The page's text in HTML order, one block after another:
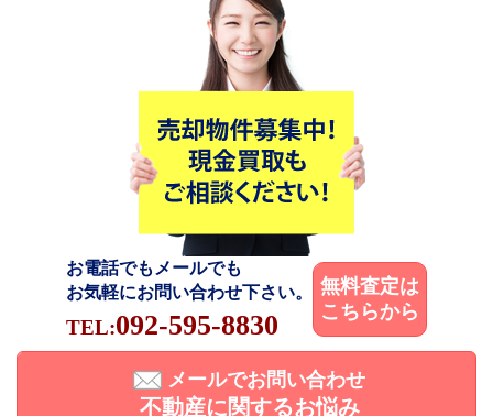
お電話でもメールでも
お気軽にお問い合わせ下さい。
TEL:092-595-8830
無料査定は
こちらから
メールでお問い合わせ
不動産に関するお悩み